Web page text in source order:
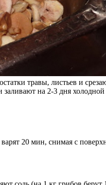
травы, листьев и
на 2-3 дня холодной
20 мин, снимая с